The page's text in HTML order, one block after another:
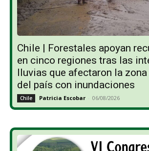
Chile | Forestales apoyan
en cinco regiones tras las
lluvias que afectaron la
del país con inundaciones
Chile Patricia Escobar - 06/08/2026